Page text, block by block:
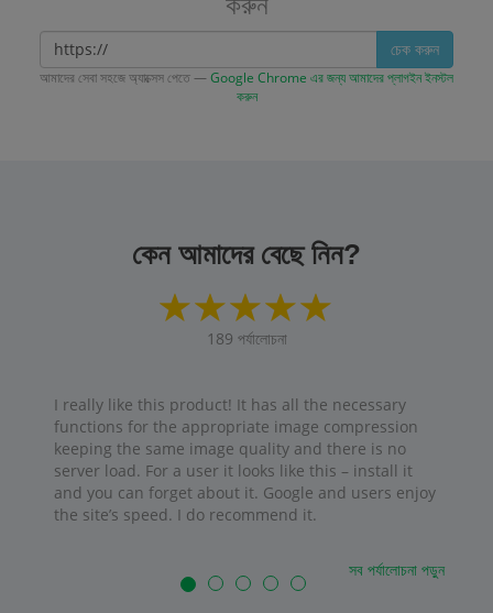
চেক করুন
আমাদের সেবা সহজে অ্যাক্সেস পেতে —Google Chrome এর জন্য আমাদের প্লাগইন ইনস্টল
করুন
কেন আমাদের বেছে নিন?
189 পর্যালোচনা
I really like this product! It has all the necessary
functions for the appropriate image compression
keeping the same image quality and there is no
server load. For a user it looks like this – install it
and you can forget about it. Google and users enjoy
the site’s speed. I do recommend it.
সব পর্যালোচনা পড়ুন